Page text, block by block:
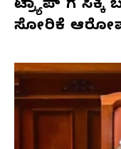
ಟ್ರ್ಯಾಪ್’ಗೆ
ಸೋರಿಕೆ